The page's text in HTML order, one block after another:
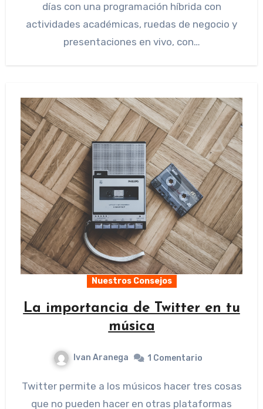
días con una programación híbrida con
actividades académicas, ruedas de negocio y
presentaciones en vivo, con…
Nuestros Consejos
La importancia de Twitter en tu
música
Ivan Aranega 1 Comentario
Twitter permite a los músicos hacer tres cosas
que no pueden hacer en otras plataformas